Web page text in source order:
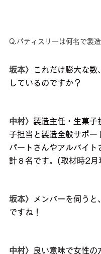
Q.パティスリーは何名で製
坂本〉
これだけ膨大な数
しているのですか？
中村〉 製造主任・生菓子
子担当と製造全般サポー
パートさんやアルバイト
計８名です。(取材時2月
坂本〉
メンバーを伺うと
ですね！
中村〉
良い意味で女性の